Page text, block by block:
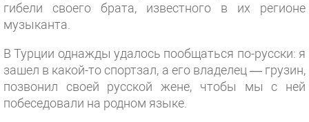
гибели своего брата, известного в их регионе
музыканта.
В Турции однажды удалось пообщаться по-русски: я
зашел в какой-то спортзал, а его владелец — грузин,
позвонил своей русской жене, чтобы мы с ней
побеседовали на родном языке.